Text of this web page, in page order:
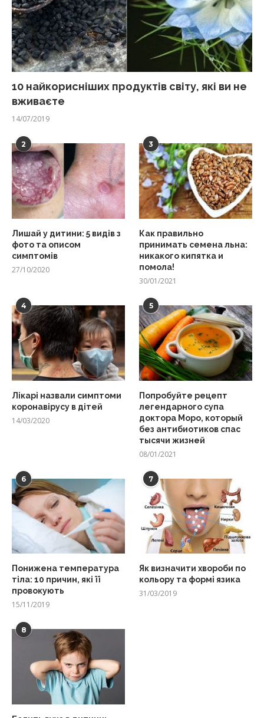
10 найкорисніших продуктів світу, які ви не
вживаєте
14/07/2019
2
Лишай у дитини: 5 видів з
фото та описом
симптомів
27/10/2020
3
Как правильно
принимать семена льна:
никакого кипятка и
помола!
30/01/2021
4
Лікарі назвали симптоми
коронавірусу в дітей
14/03/2020
5
Попробуйте рецепт
легендарного супа
доктора Моро, который
без антибиотиков спас
тысячи жизней
08/01/2021
6
Понижена температура
тіла: 10 причин, які її
провокують
15/11/2019
7
Як визначити хвороби по
кольору та формі язика
31/03/2019
8